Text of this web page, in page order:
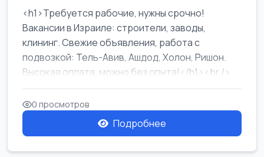
<h1>Требуется рабочие, нужны срочно!
Вакансии в Израиле: строители, заводы,
клининг. Свежие объявления, работа с
подвозкой: Тель-Авив, Ашдод, Холон, Ришон.
Высокая оплата, можно без опыта!</h1><br />
...
0 просмотров
Подробнее